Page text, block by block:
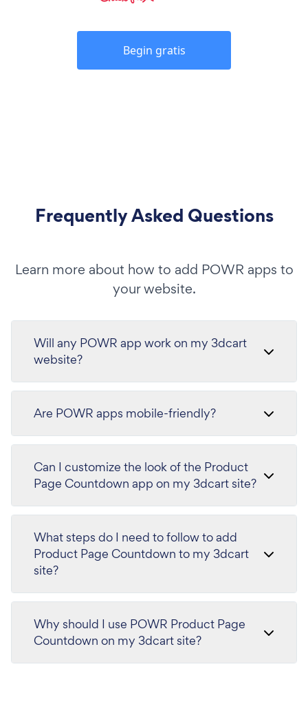
Begin gratis
Frequently Asked Questions
Learn more about how to add POWR apps to
your website.
Will any POWR app work on my 3dcart
website?
Are POWR apps mobile-friendly?
Can I customize the look of the Product
Page Countdown app on my 3dcart site?
What steps do I need to follow to add
Product Page Countdown to my 3dcart
site?
Why should I use POWR Product Page
Countdown on my 3dcart site?